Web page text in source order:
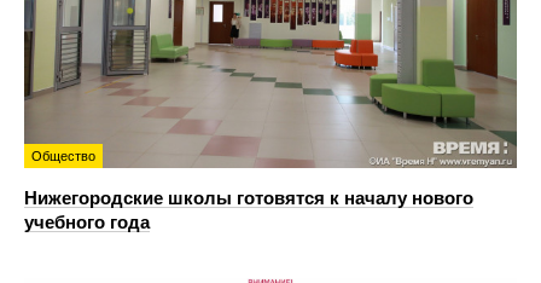
Общество
Нижегородские школы готовятся к началу нового
учебного года